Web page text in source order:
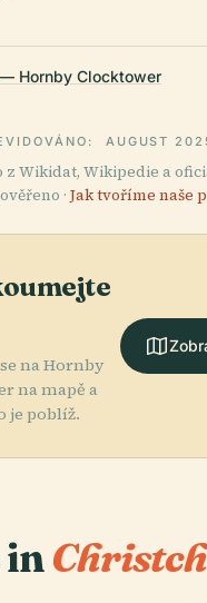
Hornby Clocktower
AUGUST
z Wikidat, Wikipedie a
· Jak tvoříme naše
na Hornby
na mapě a
je poblíž.
in